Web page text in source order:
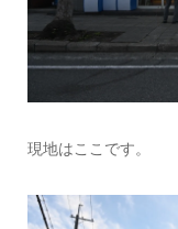
現地はここです。